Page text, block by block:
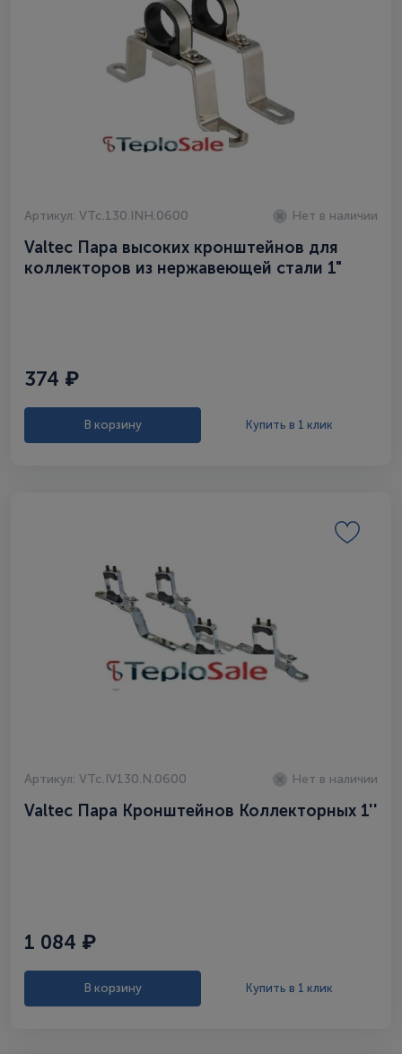
Артикул: VTc.130.INH.0600 Нет в наличии
Valtec Пара высоких кронштейнов для
коллекторов из нержавеющей стали 1"
374 ₽
В корзину Купить в 1 клик
Артикул: VTc.IV130.N.0600 Нет в наличии
Valtec Пара Кронштейнов Коллекторных 1''
1 084 ₽
В корзину Купить в 1 клик